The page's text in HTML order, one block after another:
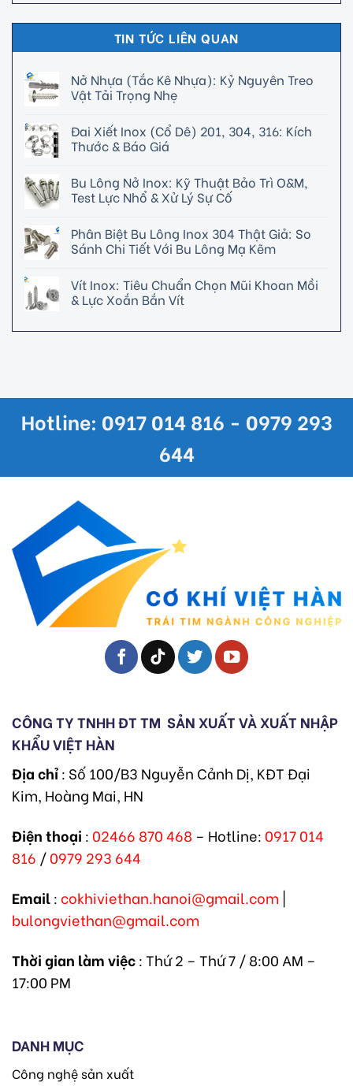
TIN TỨC LIÊN QUAN
Nở Nhựa (Tắc Kê Nhựa): Kỷ Nguyên Treo
Vật Tải Trọng Nhẹ
Đai Xiết Inox (Cổ Dê) 201, 304, 316: Kích
Thước & Báo Giá
Bu Lông Nở Inox: Kỹ Thuật Bảo Trì O&M,
Test Lực Nhổ & Xử Lý Sự Cố
Phân Biệt Bu Lông Inox 304 Thật Giả: So
Sánh Chi Tiết Với Bu Lông Mạ Kẽm
Vít Inox: Tiêu Chuẩn Chọn Mũi Khoan Mồi
& Lực Xoắn Bắn Vít
Hotline: 0917 014 816 - 0979 293
644
CÔNG TY TNHH ĐT TM SẢN XUẤT VÀ XUẤT NHẬP
KHẨU VIỆT HÀN
Địa chỉ: Số 100/B3 Nguyễn Cảnh Dị, KĐT Đại
Kim, Hoàng Mai, HN
Điện thoại : 02466 870 468 – Hotline: 0917 014
816 /0979 293 644
Email: cokhiviethan.hanoi@gmail.com |
bulongviethan@gmail.com
Thời gian làm việc: Thứ 2 – Thứ 7 / 8:00 AM –
17:00 PM
DANH MỤC
Công nghệ sản xuất